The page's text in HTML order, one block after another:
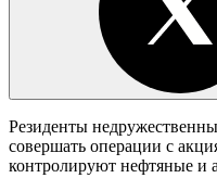
Резиденты
совершать операции с
контролируют нефтяные и